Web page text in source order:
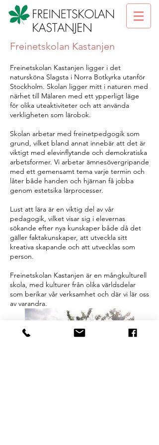
Freinetskolan Kastanjen
Freinetskolan Kastanjen ligger i det
natursköna Slagsta i Norra Botkyrka utanför
Stockholm. Skolan ligger mitt i naturen med
närhet till Mälaren med ett ypperligt läge
för olika uteaktiviteter och att använda
verkligheten som lärobok.
Skolan arbetar med freinetpedgogik som
grund, vilket bland annat innebär att det är
viktigt med elevinflytande och demokratiska
arbetsformer. Vi arbetar ämnesövergripande
med ett gemensamt tema varje termin och
låter både handen och hjärnan få jobba
genom estetsika lärprocesser.
Lust att lära är en viktig del av vår
pedagogik, vilket visar sig i elevernas
sökande efter nya kunskaper både då det
gäller faktakunskaper, att utveckla sitt
kreativa skapande och att utvecklas som
person.
Freinetskolan Kastanjen är en mångkulturell
skola, med kulturer från olika världsdelar
som berikar vår verksamhet och där vi lär oss
av varandra.